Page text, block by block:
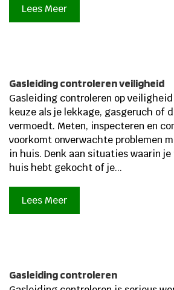
Lees Meer
Gasleiding controleren veiligheid
Gasleiding controleren op
keuze als je lekkage, gasgeruch of
vermoedt. Meten, inspecteren en
voorkomt onverwachte problemen
in huis. Denk aan situaties waarin
huis hebt gekocht of je...
Lees Meer
Gasleiding controleren